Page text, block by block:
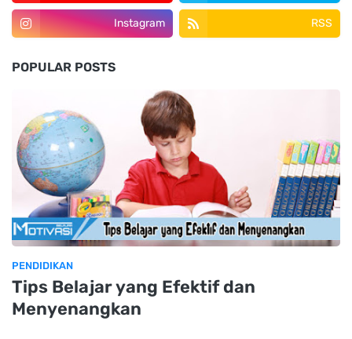
Instagram RSS
POPULAR POSTS
PENDIDIKAN
Tips Belajar yang Efektif dan
Menyenangkan